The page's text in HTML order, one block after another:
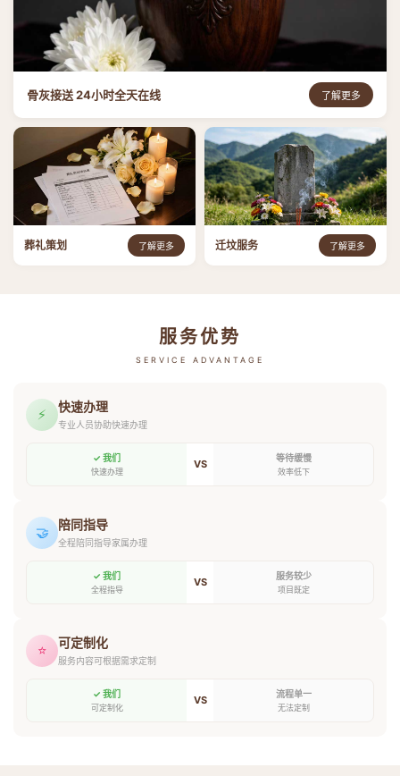
骨灰接送 24小时全天在线 了解更多
葬礼策划 了解更多 迁坟服务 了解更多
服务优势
SERVICE ADVANTAGE
⚡ 快速办理
专业人员协助快速办理
✓ 我们
快速办理
VS 等待缓慢
效率低下
🤝 陪同指导
全程陪同指导家属办理
✓ 我们
全程指导
VS 服务较少
项目既定
⭐ 可定制化
服务内容可根据需求定制
✓ 我们
可定制化
VS 流程单一
无法定制